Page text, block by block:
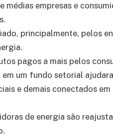
médias empresas e
principalmente, pelos
pagos a mais pelos
um fundo setorial
e demais conectados
de energia são